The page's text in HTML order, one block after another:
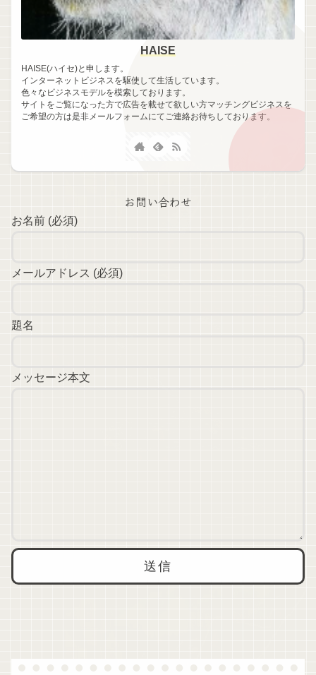
HAISE
HAISE(ハイセ)と申します。
インターネットビジネスを駆使して生活しています。
色々なビジネスモデルを模索しております。
サイトをご覧になった方で広告を載せて欲しい方マッチングビジネスを
ご希望の方は是非メールフォームにてご連絡お待ちしております。
お問い合わせ
お名前 (必須)
メールアドレス (必須)
題名
メッセージ本文